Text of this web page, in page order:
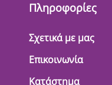
Πληροφορίες
Σχετικά με μας
Επικοινωνία
Κατάστημα